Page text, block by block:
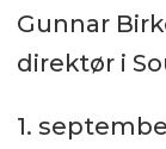
Gunnar
direktør i
1.